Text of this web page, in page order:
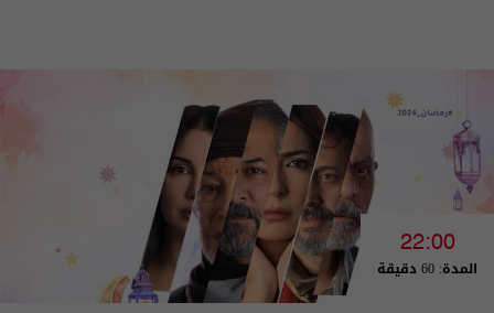
22:00
المدة: 60 دقيقة